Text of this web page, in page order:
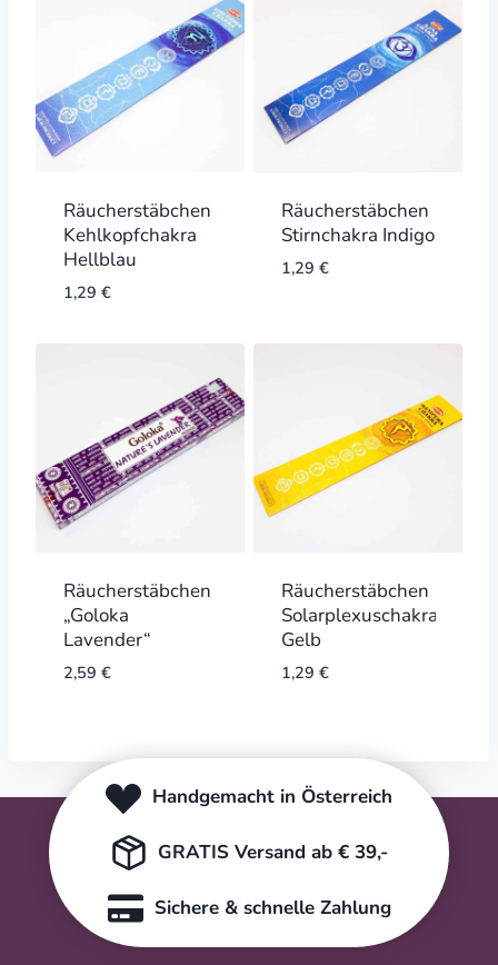
Räucherstäbchen
Kehlkopfchakra
Hellblau
1,29 €
Räucherstäbchen
Stirnchakra Indigo
1,29 €
Räucherstäbchen
„Goloka
Lavender“
2,59 €
Räucherstäbchen
Solarplexuschakra
Gelb
1,29 €
Handgemacht in Österreich
GRATIS Versand ab € 39,-
Sichere & schnelle Zahlung